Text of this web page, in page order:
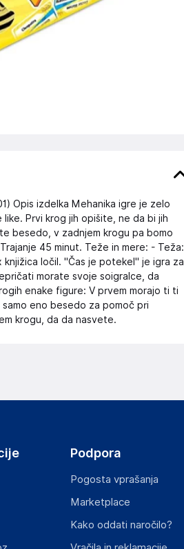
Opis izdelka Mehanika igre je zelo
Prvi krog jih opišite, ne da bi jih
besedo, v zadnjem krogu pa bomo
45 minut. Teže in mere: - Teža:
ločil. "Čas je potekel" je igra za
morate svoje soigralce, da
enake figure: V prvem morajo ti ti
eno besedo za pomoč pri
krogu, da da nasvete.
Podpora
Pogosta vprašanja
Marketplace
Kako oddati naročilo?